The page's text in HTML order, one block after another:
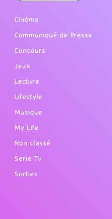
Cinéma
Communiqué de Presse
Concours
Jeux
Lecture
Lifestyle
Musique
My Life
Non classé
Serie Tv
Sorties